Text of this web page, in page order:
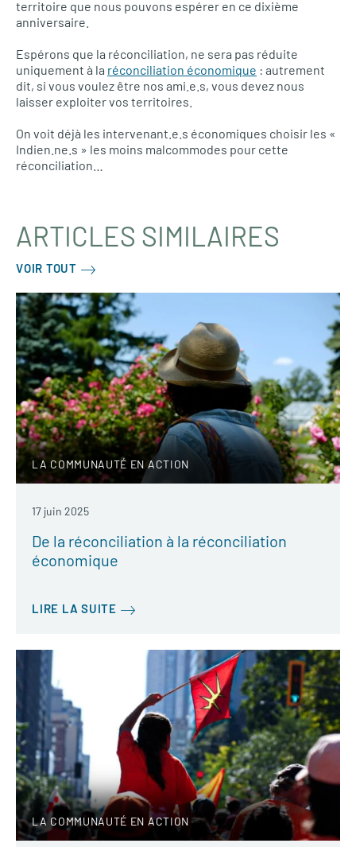
territoire que nous pouvons espérer en ce dixième
anniversaire.
Espérons que la réconciliation, ne sera pas réduite
uniquement à la réconciliation économique : autrement
dit, si vous voulez être nos ami.e.s, vous devez nous
laisser exploiter vos territoires.
On voit déjà les intervenant.e.s économiques choisir les «
Indien.ne.s » les moins malcommodes pour cette
réconciliation…
ARTICLES SIMILAIRES
VOIR TOUT
LA COMMUNAUTÉ EN ACTION
17 juin 2025
De la réconciliation à la réconciliation
économique
LIRE LA SUITE
LA COMMUNAUTÉ EN ACTION